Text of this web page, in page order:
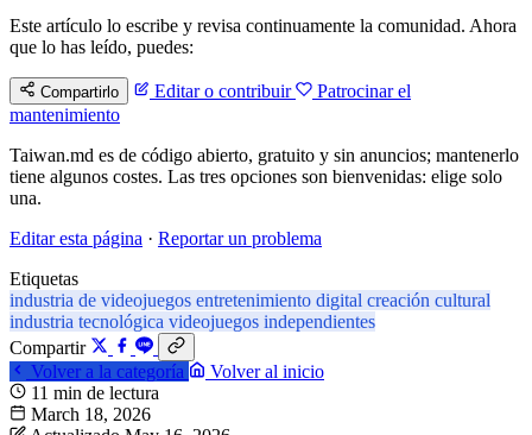
Este artículo lo escribe y revisa continuamente la comunidad. Ahora
que lo has leído, puedes:
Compartirlo Editar o contribuir
Patrocinar el
mantenimiento
Taiwan.md es de código abierto, gratuito y sin anuncios; mantenerlo
tiene algunos costes. Las tres opciones son bienvenidas: elige solo
una.
Editar esta página · Reportar un problema
Etiquetas
industria de videojuegos entretenimiento digital creación cultural
industria tecnológica videojuegos independientes
Compartir
Volver a la categoría
Volver al inicio
11 min de lectura
March 18, 2026